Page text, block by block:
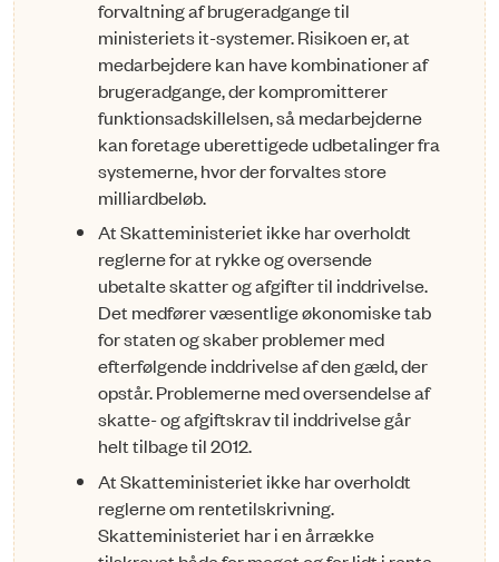
forvaltning af bruger­­ad­gange til
ministeriets it-systemer. Risikoen er, at
medarbej­dere kan have kombinationer af
brugeradgange, der kompro­mit­terer
funktionsadskillelsen, så medarbejderne
kan foretage uberettigede udbetalinger fra
systemerne, hvor der forvaltes store
milliardbeløb.
At Skatteministeriet ikke har overholdt
reglerne for at rykke og over­sende
ubetalte skatter og afgifter til inddrivelse.
Det medfører væsent­lige økonomiske tab
for staten og skaber problemer med
efterfølgen­de inddrivelse af den gæld, der
opstår. Problemerne med oversendel­se af
skatte- og afgiftskrav til inddrivelse går
helt tilbage til 2012.
At Skatteministeriet ikke har overholdt
reglerne om rentetilskrivning.
Skatteministeriet har i en årrække